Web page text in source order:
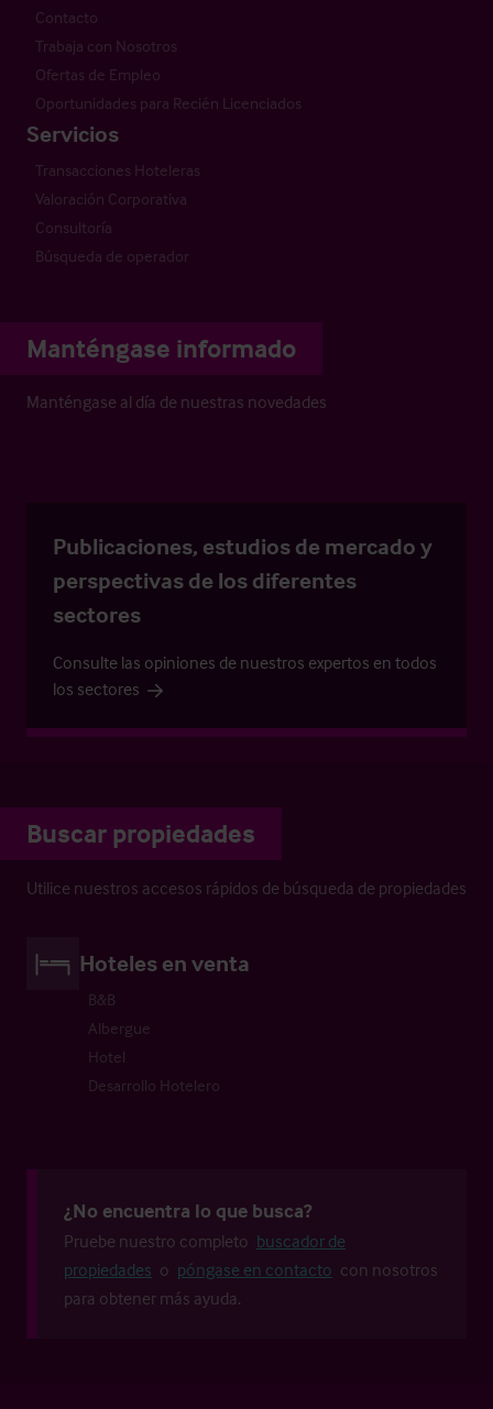
Contacto
Trabaja con Nosotros
Ofertas de Empleo
Oportunidades para Recién Licenciados
Servicios
Transacciones Hoteleras
Valoración Corporativa
Consultoría
Búsqueda de operador
Manténgase informado
Manténgase al día de nuestras novedades
Publicaciones, estudios de mercado y
perspectivas de los diferentes
sectores
Consulte las opiniones de nuestros expertos en todos
los sectores
Buscar propiedades
Utilice nuestros accesos rápidos de búsqueda de propiedades
Hoteles en venta
B&B
Albergue
Hotel
Desarrollo Hotelero
¿No encuentra lo que busca?
Pruebe nuestro completo buscador de
propiedades o póngase en contacto con nosotros
para obtener más ayuda.